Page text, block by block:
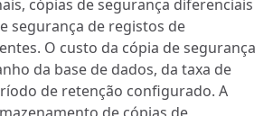
cópias de segurança diferenciais
segurança de registos de
O custo da cópia de segurança
da base de dados, da taxa de
de retenção configurado. A